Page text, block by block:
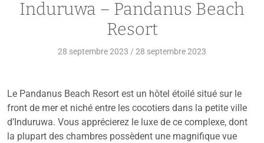
Induruwa – Pandanus Beach
Resort
28 septembre 2023 / 28 septembre 2023
Le Pandanus Beach Resort est un hôtel étoilé situé sur le
front de mer et niché entre les cocotiers dans la petite ville
d’Induruwa. Vous apprécierez le luxe de ce complexe, dont
la plupart des chambres possèdent une magnifique vue